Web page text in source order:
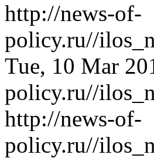
http://news-of-
policy.ru//
Tue, 10 Mar
policy.ru//
http://news-of-
policy.ru//